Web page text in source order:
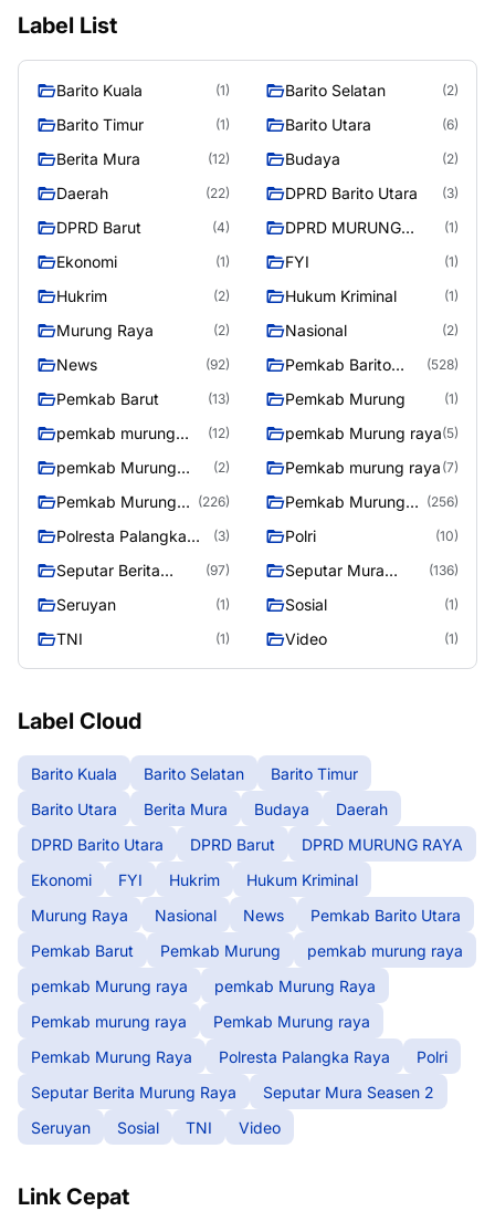
Label List
Barito Kuala (1) Barito Selatan (2)
Barito Timur (1) Barito Utara (6)
Berita Mura (12) Budaya (2)
Daerah (22) DPRD Barito Utara (3)
DPRD Barut (4)
DPRD MURUNG
(1)
Ekonomi (1) FYI (1)
Hukrim (2) Hukum Kriminal (1)
Murung Raya (2) Nasional (2)
News (92)
Pemkab Barito
(528)
Pemkab Barut (13) Pemkab Murung (1)
pemkab murung
(12) pemkab Murung raya(5)
pemkab Murung
(2) Pemkab murung raya (7)
Pemkab Murung
(226)
Pemkab Murung
(256)
Polresta Palangka
(3) Polri (10)
Seputar Berita
(97)
Seputar Mura
(136)
Seruyan (1) Sosial (1)
TNI (1) Video (1)
Label Cloud
Barito Kuala Barito Selatan
Barito Timur
Barito Utara
Berita Mura Budaya
Daerah
DPRD Barito Utara
DPRD Barut
DPRD MURUNG RAYA
Ekonomi
FYI Hukrim
Hukum Kriminal
Murung Raya
Nasional News
Pemkab Barito Utara
Pemkab Barut
Pemkab Murung
pemkab murung raya
pemkab Murung raya
pemkab Murung Raya
Pemkab murung raya
Pemkab Murung raya
Pemkab Murung Raya
Polresta Palangka Raya
Polri
Seputar Berita Murung Raya
Seputar Mura Seasen 2
Seruyan
Sosial TNI Video
Link Cepat